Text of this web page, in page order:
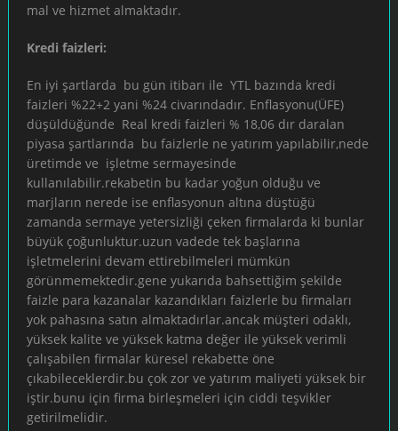
mal ve hizmet almaktadır.
Kredi faizleri:
En iyi şartlarda bu gün itibarı ile YTL bazında kredi
faizleri %22+2 yani %24 civarındadır. Enflasyonu(ÜFE)
düşüldüğünde Real kredi faizleri % 18,06 dır daralan
piyasa şartlarında bu faizlerle ne yatırım yapılabilir,nede
üretimde ve işletme sermayesinde
kullanılabilir.rekabetin bu kadar yoğun olduğu ve
marjların nerede ise enflasyonun altına düştüğü
zamanda sermaye yetersizliği çeken firmalarda ki bunlar
büyük çoğunluktur.uzun vadede tek başlarına
işletmelerini devam ettirebilmeleri mümkün
görünmemektedir.gene yukarıda bahsettiğim şekilde
faizle para kazanalar kazandıkları faizlerle bu firmaları
yok pahasına satın almaktadırlar.ancak müşteri odaklı,
yüksek kalite ve yüksek katma değer ile yüksek verimli
çalışabilen firmalar küresel rekabette öne
çıkabileceklerdir.bu çok zor ve yatırım maliyeti yüksek bir
iştir.bunu için firma birleşmeleri için ciddi teşvikler
getirilmelidir.